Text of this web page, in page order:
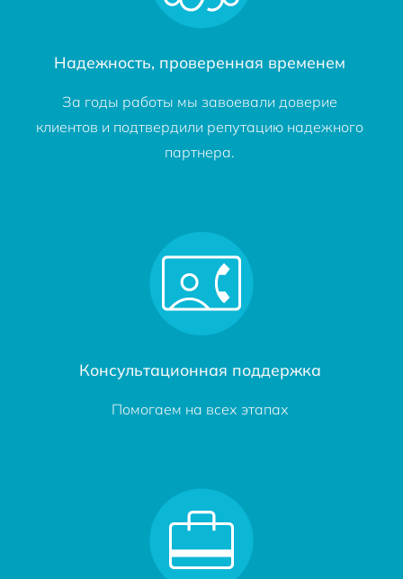
Надежность, проверенная временем
За годы работы мы завоевали доверие
клиентов и подтвердили репутацию надежного
партнера.
Консультационная поддержка
Помогаем на всех этапах